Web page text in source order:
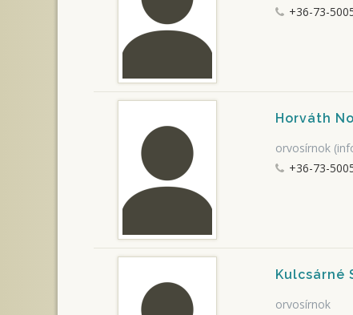
+36-73-
Horváth
orvosírnok
+36-73-
Kulcsárné
orvosírnok